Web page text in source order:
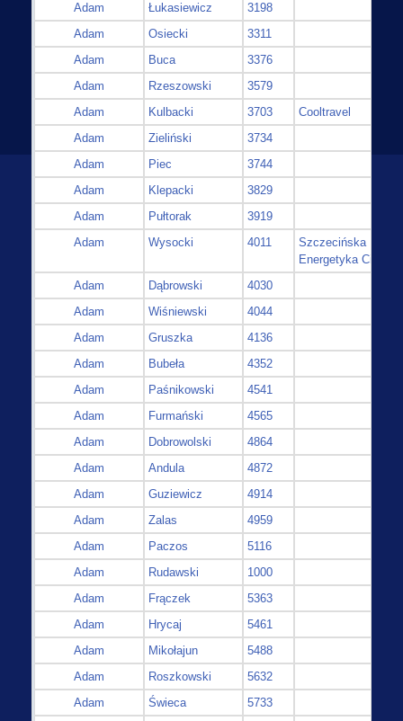
Adam
Łukasiewicz
3198
Adam
Osiecki
3311
Adam
Buca
3376
Adam
Rzeszowski
3579
Adam
Kulbacki 3703
Cooltravel
Adam
Zieliński
3734
Adam
Piec
3744
Adam
Klepacki
3829
Adam
Pułtorak
3919
Adam
Wysocki 4011
Szczecińska
Energetyka Cieplna
Adam
Dąbrowski
4030
Adam
Wiśniewski
4044
Adam
Gruszka
4136
Adam
Bubeła
4352
Adam
Paśnikowski
4541
Adam
Furmański
4565
Adam
Dobrowolski
4864
Adam
Andula
4872
Adam
Guziewicz
4914
Adam
Zalas
4959
Adam
Paczos
5116
Adam
Rudawski
1000
Adam
Frączek
5363
Adam
Hrycaj
5461
Adam
Mikołajun
5488
Adam
Roszkowski
5632
Adam
Świeca
5733